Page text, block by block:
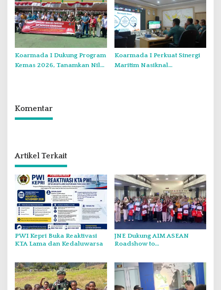
Masyarakat di Kampung
Wongdama
Koarmada I Dukung Program
Kemas 2026, Tanamkan Nilai
Koarmada I Perkuat Sinergi
Maritim Nasiknal
Komentar
Artikel Terkait
PWI Kepri Buka Reaktivasi
KTA Lama dan Kedaluwarsa
JNE Dukung AIM ASEAN
Roadshow to
Pemanfaatan Teknologi AI